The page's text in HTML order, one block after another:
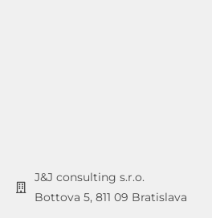
J&J consulting s.r.o.
Bottova 5, 811 09 Bratislava